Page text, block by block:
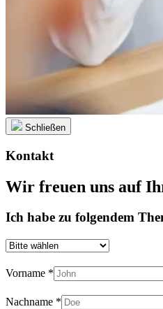
Schließen
Kontakt
Wir freuen uns auf
Ich habe zu folgendem
Vorname *
Nachname *